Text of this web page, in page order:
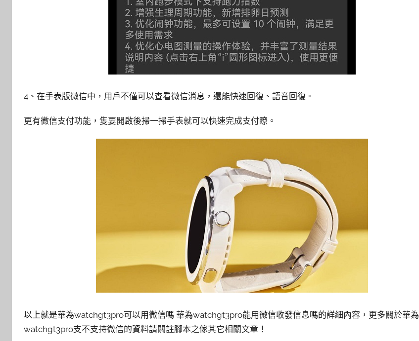
4、在手表版微信中，用戶不僅可以查看微信消息，還能快速回復、語音回復。
更有微信支付功能，隻要開啟後掃一掃手表就可以快速完成支付瞭。
以上就是華為watchgt3pro可以用微信嗎 華為watchgt3pro能用微信收發信息嗎的詳細內容，更多關於華為
watchgt3pro支不支持微信的資料請關註腳本之傢其它相關文章！